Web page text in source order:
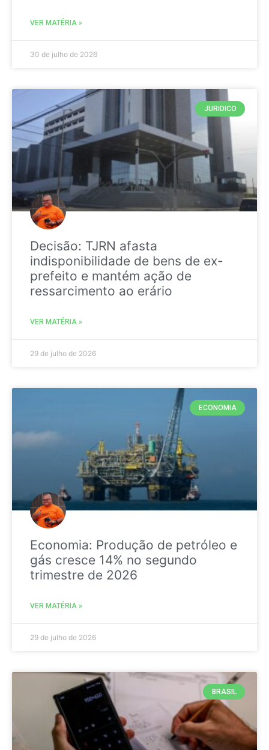
VER MATÉRIA »
30 de julho de 2026
JURIDICO
Decisão: TJRN afasta
indisponibilidade de bens de ex-
prefeito e mantém ação de
ressarcimento ao erário
VER MATÉRIA »
29 de julho de 2026
ECONOMIA
Economia: Produção de petróleo e
gás cresce 14% no segundo
trimestre de 2026
VER MATÉRIA »
29 de julho de 2026
BRASIL